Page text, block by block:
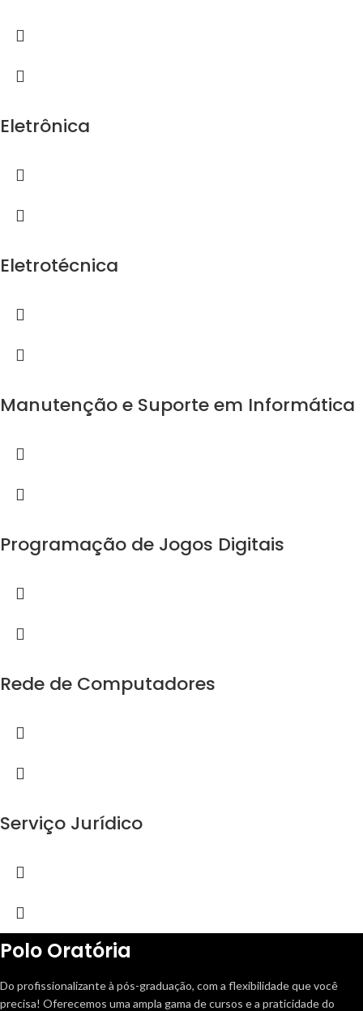
Eletrônica
Eletrotécnica
Manutenção e Suporte em Informática
Programação de Jogos Digitais
Rede de Computadores
Serviço Jurídico
Polo Oratória
Do profissionalizante à pós-graduação, com a flexibilidade que você
precisa! Oferecemos uma ampla gama de cursos e a praticidade do